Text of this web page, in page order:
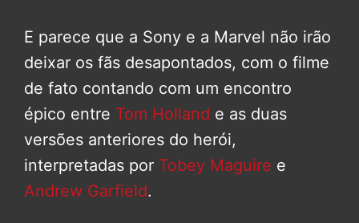
E parece que a Sony e a Marvel não irão
deixar os fãs desapontados, com o filme
de fato contando com um encontro
épico entre Tom Holland e as duas
versões anteriores do herói,
interpretadas por Tobey Maguire e
Andrew Garfield.